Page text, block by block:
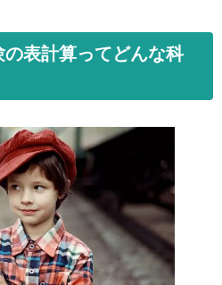
表計算ってどんな科